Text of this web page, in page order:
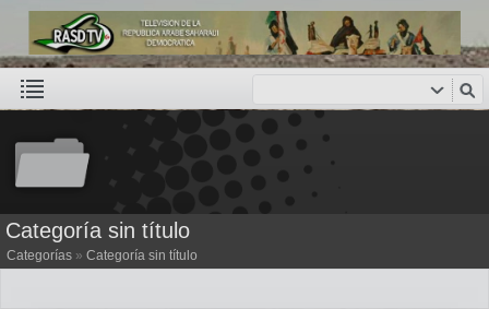
Categoría sin título
Categorías » Categoría sin título